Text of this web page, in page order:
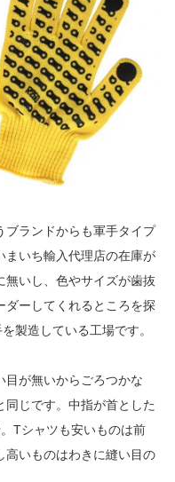
ブランドからも軍手タイプ
まいち輸入代理店の在庫が
無いし、色やサイズが歯抜
ダーしてくれるところを探
製造している工場です。
目が無いからごろつかな
じです。中指が首とした
Tシャツも安いものは前
高いものはわきに縫い目の